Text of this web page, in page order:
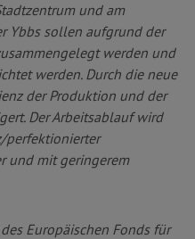
und am
Ybbs sollen aufgrund der
werden und
werden. Durch die neue
der Produktion und der
Der Arbeitsablauf wird
perfektionierter
und mit geringerem
Europäischen Fonds für